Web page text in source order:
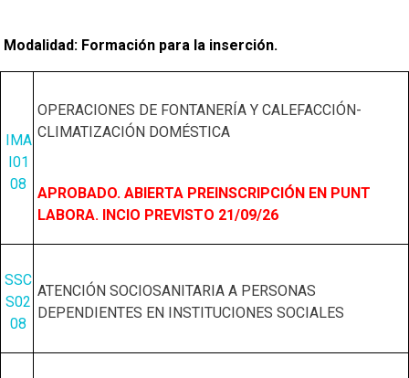
Modalidad: Formación para la inserción.
IMA
I01
08
OPERACIONES DE FONTANERÍA Y CALEFACCIÓN-
CLIMATIZACIÓN DOMÉSTICA
APROBADO. ABIERTA PREINSCRIPCIÓN EN PUNT
LABORA. INCIO PREVISTO 21/09/26
SSC
S02
08
ATENCIÓN SOCIOSANITARIA A PERSONAS
DEPENDIENTES EN INSTITUCIONES SOCIALES